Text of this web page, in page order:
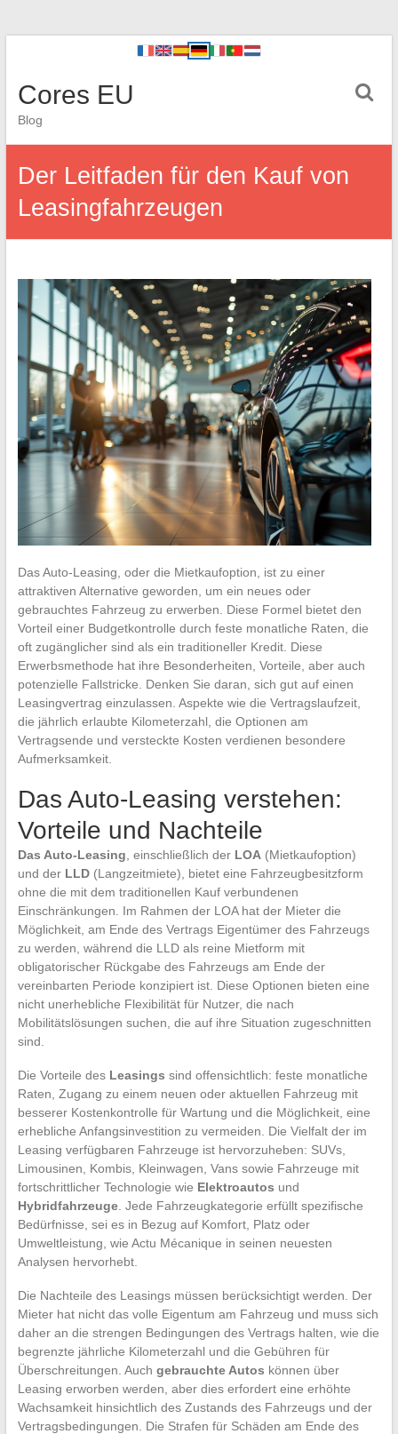
Cores EU
Blog
Der Leitfaden für den Kauf von
Leasingfahrzeugen
Das Auto-Leasing, oder die Mietkaufoption, ist zu einer
attraktiven Alternative geworden, um ein neues oder
gebrauchtes Fahrzeug zu erwerben. Diese Formel bietet den
Vorteil einer Budgetkontrolle durch feste monatliche Raten, die
oft zugänglicher sind als ein traditioneller Kredit. Diese
Erwerbsmethode hat ihre Besonderheiten, Vorteile, aber auch
potenzielle Fallstricke. Denken Sie daran, sich gut auf einen
Leasingvertrag einzulassen. Aspekte wie die Vertragslaufzeit,
die jährlich erlaubte Kilometerzahl, die Optionen am
Vertragsende und versteckte Kosten verdienen besondere
Aufmerksamkeit.
Das Auto-Leasing verstehen:
Vorteile und Nachteile
Das Auto-Leasing , einschließlich der LOA(Mietkaufoption)
und der LLD(Langzeitmiete), bietet eine Fahrzeugbesitzform
ohne die mit dem traditionellen Kauf verbundenen
Einschränkungen. Im Rahmen der LOA hat der Mieter die
Möglichkeit, am Ende des Vertrags Eigentümer des Fahrzeugs
zu werden, während die LLD als reine Mietform mit
obligatorischer Rückgabe des Fahrzeugs am Ende der
vereinbarten Periode konzipiert ist. Diese Optionen bieten eine
nicht unerhebliche Flexibilität für Nutzer, die nach
Mobilitätslösungen suchen, die auf ihre Situation zugeschnitten
sind.
Die Vorteile des Leasings sind offensichtlich: feste monatliche
Raten, Zugang zu einem neuen oder aktuellen Fahrzeug mit
besserer Kostenkontrolle für Wartung und die Möglichkeit, eine
erhebliche Anfangsinvestition zu vermeiden. Die Vielfalt der im
Leasing verfügbaren Fahrzeuge ist hervorzuheben: SUVs,
Limousinen, Kombis, Kleinwagen, Vans sowie Fahrzeuge mit
fortschrittlicher Technologie wie Elektroautos und
Hybridfahrzeuge. Jede Fahrzeugkategorie erfüllt spezifische
Bedürfnisse, sei es in Bezug auf Komfort, Platz oder
Umweltleistung, wie Actu Mécanique in seinen neuesten
Analysen hervorhebt.
Die Nachteile des Leasings müssen berücksichtigt werden. Der
Mieter hat nicht das volle Eigentum am Fahrzeug und muss sich
daher an die strengen Bedingungen des Vertrags halten, wie die
begrenzte jährliche Kilometerzahl und die Gebühren für
Überschreitungen. Auch gebrauchte Autos können über
Leasing erworben werden, aber dies erfordert eine erhöhte
Wachsamkeit hinsichtlich des Zustands des Fahrzeugs und der
Vertragsbedingungen. Die Strafen für Schäden am Ende des